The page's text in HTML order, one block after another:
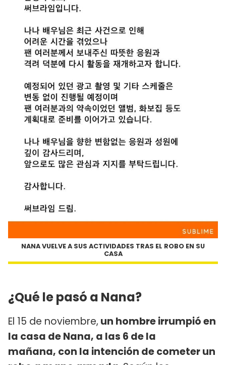
NANA VUELVE A SUS ACTIVIDADES TRAS EL ROBO EN SU
CASA
¿Qué le pasó a Nana?
El 15 de noviembre, un hombre irrumpió en
la casa de Nana, a las 6 de la
mañana, con la intención de cometer un